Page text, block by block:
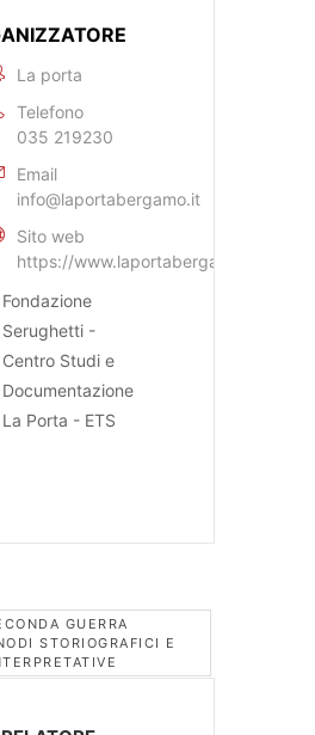
La porta
Telefono
035 219230
Email
info@laportabergamo.it
Sito web
https://www.laportabergamo.it
Fondazione
Serughetti -
Centro Studi e
Documentazione
La Porta - ETS
GUERRA
STORIOGRAFICI E